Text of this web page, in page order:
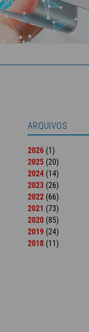
ARQUIVOS
2026 (1)
2025 (20)
2024 (14)
2023 (26)
2022 (66)
2021 (73)
2020 (85)
2019 (24)
2018 (11)